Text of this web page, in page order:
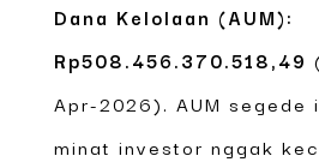
Dana Kelolaan (AUM):
Rp508.456.370.518,49
Apr-2026). AUM segede
minat investor nggak